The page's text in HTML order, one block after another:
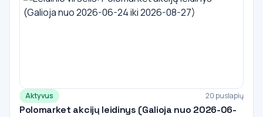
Aktyvus 20 puslapių
Polomarket akcijų leidinys (Galioja nuo 2026-06-